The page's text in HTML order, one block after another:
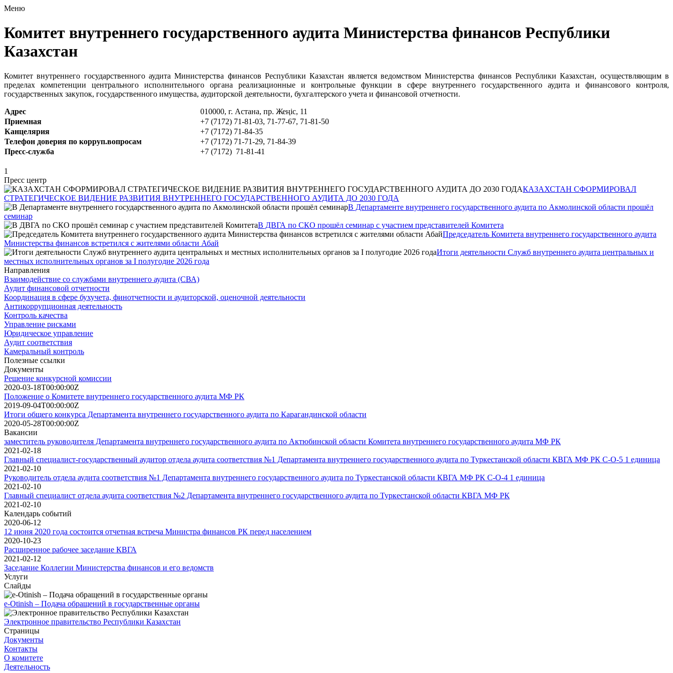
Меню
Комитет внутреннего государственного аудита Министерства финансов Республики
Казахстан
Комитет внутреннего государственного аудита Министерства финансов Республики Казахстан является ведомством Министерства финансов Республики Казахстан, осуществляющим в
пределах компетенции центрального исполнительного органа реализационные и контрольные функции в сфере внутреннего государственного аудита и финансового контроля,
государственных закупок, государственного имущества, аудиторской деятельности, бухгалтерского учета и финансовой отчетности.
Адрес
010000, г. Астана, пр. Жеңіс, 11
Приемная
+7 (7172) 71-81-03, 71-77-67, 71-81-50
Канцелярия
+7 (7172) 71-84-35
Телефон доверия по корруп.вопросам
+7 (7172) 71-71-29, 71-84-39
Пресс-служба
+7 (7172) 71-81-41
1
Пресс центр
КАЗАХСТАН СФОРМИРОВАЛ
СТРАТЕГИЧЕСКОЕ ВИДЕНИЕ РАЗВИТИЯ ВНУТРЕННЕГО ГОСУДАРСТВЕННОГО АУДИТА ДО 2030 ГОДА
В Департаменте внутреннего государственного аудита по Акмолинской области прошёл
семинар
В ДВГА по СКО прошёл семинар с участием представителей Комитета
Председатель Комитета внутреннего государственного аудита
Министерства финансов встретился с жителями области Абай
Итоги деятельности Служб внутреннего аудита центральных и
местных исполнительных органов за І полугодие 2026 года
Направления
Взаимодействие со службами внутреннего аудита (СВА)
Аудит финансовой отчетности
Координация в сфере бухучета, финотчетности и аудиторской, оценочной деятельности
Антикоррупционная деятельность
Контроль качества
Управление рисками
Юридическое управление
Аудит соответствия
Камеральный контроль
Полезные ссылки
Документы
Решение конкурсной комиссии
2020-03-18T00:00:00Z
Положение о Комитете внутреннего государственного аудита МФ РК
2019-09-04T00:00:00Z
Итоги общего конкурса Департамента внутреннего государственного аудита по Карагандинской области
2020-05-28T00:00:00Z
Вакансии
заместитель руководителя Департамента внутреннего государственного аудита по Актюбинской области Комитета внутреннего государственного аудита МФ РК
2021-02-18
Главный специалист-государственный аудитор отдела аудита соответствия №1 Департамента внутреннего государственного аудита по Туркестанской области КВГА МФ РК С-О-5 1 единица
2021-02-10
Руководитель отдела аудита соответствия №1 Департамента внутреннего государственного аудита по Туркестанской области КВГА МФ РК С-О-4 1 единица
2021-02-10
Главный специалист отдела аудита соответствия №2 Департамента внутреннего государственного аудита по Туркестанской области КВГА МФ РК
2021-02-10
Календарь событий
2020-06-12
12 июня 2020 года состоится отчетная встреча Министра финансов РК перед населением
2020-10-23
Расширенное рабочее заседание КВГА
2021-02-12
Заседание Коллегии Министерства финансов и его ведомств
Услуги
Слайды
e-Otinish – Подача обращений в государственные органы
Электронное правительство Республики Казахстан
Страницы
Документы
Контакты
О комитете
Деятельность